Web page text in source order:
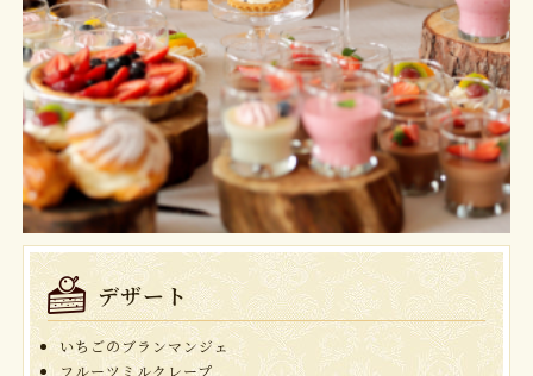
デザート
いちごのブランマンジェ
フルーツミルクレープ